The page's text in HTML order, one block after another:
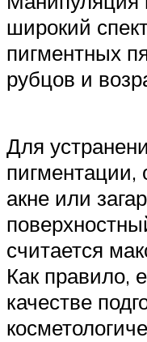
широкий
пигментных
рубцов и
Для
пигментации,
акне или
считается
Как правило,
качестве